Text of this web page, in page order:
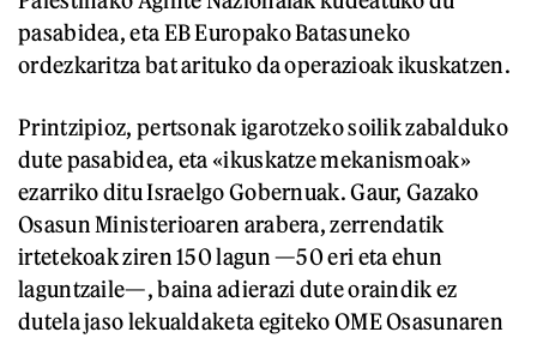
pasabidea, eta EB Europako Batasuneko
ordezkaritza bat arituko da operazioak ikuskatzen.
Printzipioz, pertsonak igarotzeko soilik zabalduko
dute pasabidea, eta «ikuskatze mekanismoak»
ezarriko ditu Israelgo Gobernuak. Gaur, Gazako
Osasun Ministerioaren arabera, zerrendatik
irtetekoak ziren 150 lagun —50 eri eta ehun
laguntzaile—, baina adierazi dute oraindik ez
dutela jaso lekualdaketa egiteko OME Osasunaren